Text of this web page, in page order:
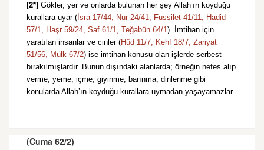
[2*] Gökler, yer ve onlarda bulunan her şey Allah’ın koyduğu
kurallara uyar ( İsra 17/44, Nur 24/41, Fussilet 41/11, Hadid
57/1, Haşr 59/24, Saf 61/1, Teğabün 64/1). İmtihan için
yaratılan insanlar ve cinler (Hûd 11/7, Kehf 18/7, Zariyat
51/56, Mülk 67/2) ise imtihan konusu olan işlerde serbest
bırakılmışlardır. Bunun dışındaki alanlarda; örneğin nefes alıp
verme, yeme, içme, giyinme, barınma, dinlenme gibi
konularda Allah’ın koyduğu kurallara uymadan yaşayamazlar.
(Cuma 62/2)